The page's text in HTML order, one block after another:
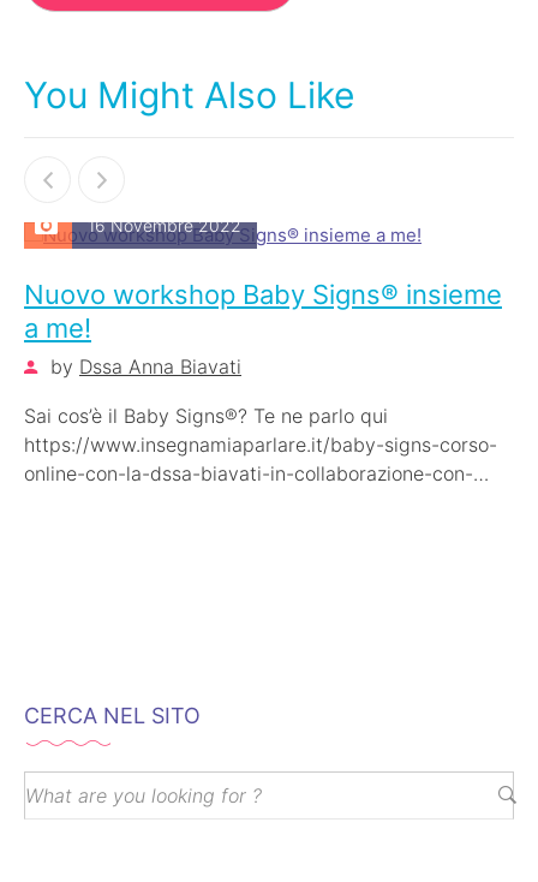
You Might Also Like
16 Novembre 2022
Nuovo workshop Baby Signs® insieme
a me!
by Dssa Anna Biavati
Sai cos’è il Baby Signs®? Te ne parlo qui
https://www.insegnamiaparlare.it/baby-signs-corso-
online-con-la-dssa-biavati-in-collaborazione-con-
CERCA NEL SITO